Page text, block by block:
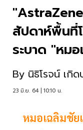
สัปดาห์พื้นที่
ระบาด "หม
By นิธิโรจน์ เ
23 มิ.ย. 64 | 10:10 น.
หมอเฉลิมชัย